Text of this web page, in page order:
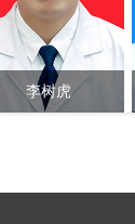
李树虎